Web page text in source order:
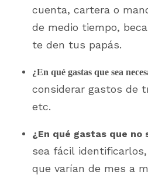
cuenta, cartera o
de medio tiempo,
te den tus papás.
¿En qué gastas que sea
considerar gastos de
etc.
¿En qué gastas que no
sea fácil
que varían de mes a